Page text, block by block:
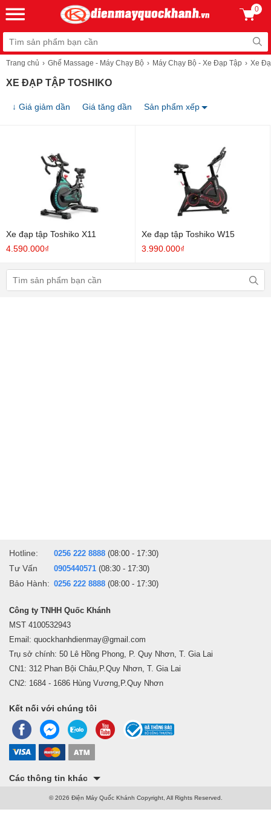
0
Trang chủ Ghế Massage - Máy Chạy Bộ Máy Chạy Bộ - Xe Đạp Tập Xe
XE ĐẠP TẬP TOSHIKO
↓ Giá giảm dần Giá tăng dần Sản phẩm xếp
Xe đạp tập Toshiko X11
4.590.000₫
Xe đạp tập Toshiko W15
3.990.000₫
Hotline: 0256 222 8888 (08:00 - 17:30)
Tư Vấn 0905440571 (08:30 - 17:30)
Bảo Hành: 0256 222 8888 (08:00 - 17:30)
Công ty TNHH Quốc Khánh
MST 4100532943
Email: quockhanhdienmay@gmail.com
Trụ sở chính: 50 Lê Hồng Phong, P. Quy Nhơn, T. Gia Lai
CN1: 312 Phan Bội Châu,P.Quy Nhơn, T. Gia Lai
CN2: 1684 - 1686 Hùng Vương,P.Quy Nhơn
Kết nối với chúng tôi
Các thông tin khác
© 2026 Điện Máy Quốc Khánh Copyright, All Rights Reserved.